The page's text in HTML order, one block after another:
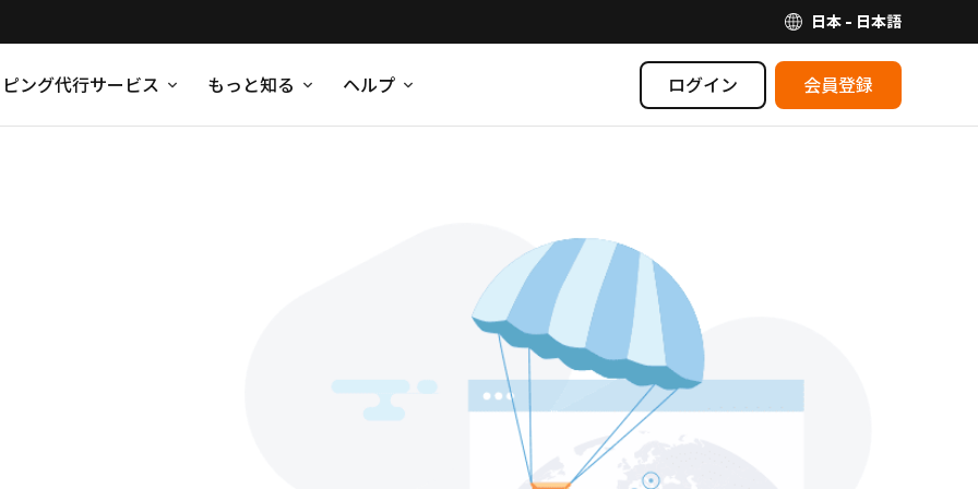
日本 - 日本語
ング代行サービス もっと知る ヘルプ ログイン 会員登録